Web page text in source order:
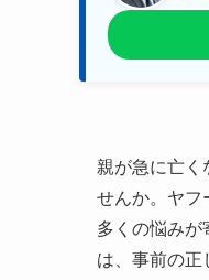
親が急に亡く
せんか。ヤフ
多くの悩みが
は、事前の正